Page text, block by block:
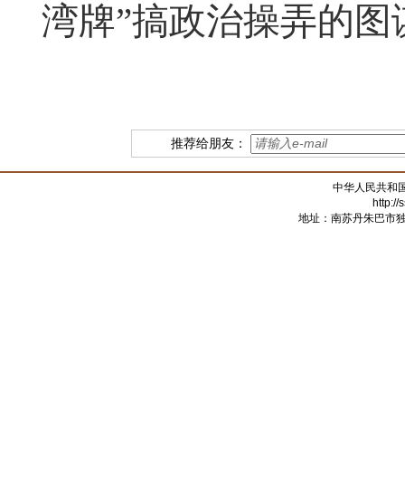
湾牌”搞政治操弄的
推荐给朋友：
中华人民共和
http://
地址：南苏丹朱巴市